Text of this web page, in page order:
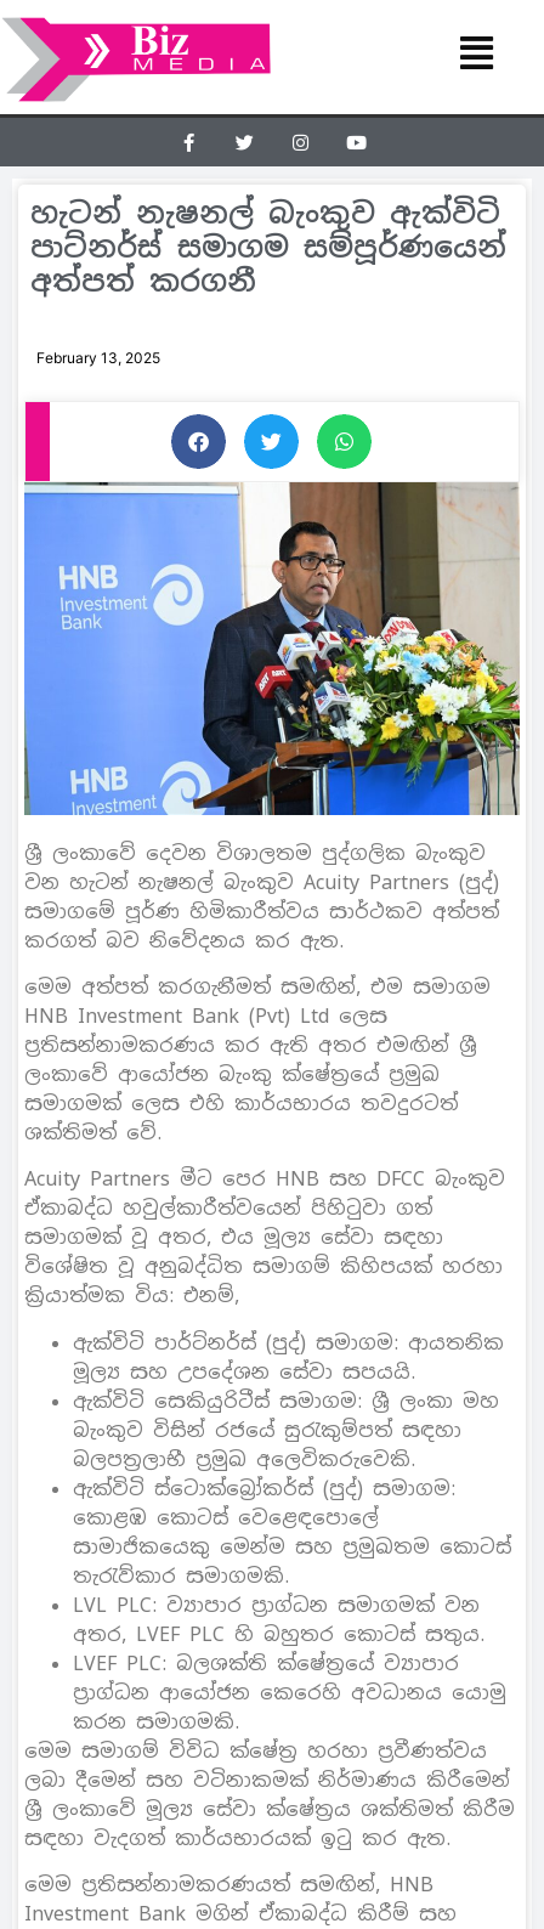
හැටන් නැෂනල් බැංකුව ඇක්විටි
පාට්නර්ස් සමාගම සම්පූර්ණයෙන්
අත්පත් කරගනී
February 13, 2025
ශ්‍රී ලංකාවේ දෙවන විශාලතම පුද්ගලික බැංකුව
වන හැටන් නැෂනල් බැංකුව Acuity Partners (පුද්)
සමාගමේ පූර්ණ හිමිකාරීත්වය සාර්ථකව අත්පත්
කරගත් බව නිවේදනය කර ඇත.
මෙම අත්පත් කරගැනීමත් සමඟින්, එම සමාගම
HNB Investment Bank (Pvt) Ltd ලෙස
ප්‍රතිසන්නාමකරණය කර ඇති අතර එමඟින් ශ්‍රී
ලංකාවේ ආයෝජන බැංකු ක්ෂේත්‍රයේ ප්‍රමුඛ
සමාගමක් ලෙස එහි කාර්යභාරය තවදුරටත්
ශක්තිමත් වේ.
Acuity Partners මීට පෙර HNB සහ DFCC බැංකුව
ඒකාබද්ධ හවුල්කාරීත්වයෙන් පිහිටුවා ගත්
සමාගමක් වූ අතර, එය මූල්‍ය සේවා සඳහා
විශේෂිත වූ අනුබද්ධිත සමාගම් කිහිපයක් හරහා
ක්‍රියාත්මක විය: එනම්,
ඇක්විටි පාර්ට්නර්ස් (පුද්) සමාගම: ආයතනික
මූල්‍ය සහ උපදේශන සේවා සපයයි.
ඇක්විටි සෙකියුරිටීස් සමාගම: ශ්‍රී ලංකා මහ
බැංකුව විසින් රජයේ සුරැකුම්පත් සඳහා
බලපත්‍රලාභී ප්‍රමුඛ අලෙවිකරුවෙකි.
ඇක්විටි ස්ටොක්බ්‍රෝකර්ස් (පුද්) සමාගම:
කොළඹ කොටස් වෙළෙඳපොලේ
සාමාජිකයෙකු මෙන්ම සහ ප්‍රමුඛතම කොටස්
තැරැව්කාර සමාගමකි.
LVL PLC: ව්‍යාපාර ප්‍රාග්ධන සමාගමක් වන
අතර, LVEF PLC හි බහුතර කොටස් සතුය.
LVEF PLC: බලශක්ති ක්ෂේත්‍රයේ ව්‍යාපාර
ප්‍රාග්ධන ආයෝජන කෙරෙහි අවධානය යොමු
කරන සමාගමකි.
මෙම සමාගම් විවිධ ක්ෂේත්‍ර හරහා ප්‍රවීණත්වය
ලබා දීමෙන් සහ වටිනාකමක් නිර්මාණය කිරීමෙන්
ශ්‍රී ලංකාවේ මූල්‍ය සේවා ක්ෂේත්‍රය ශක්තිමත් කිරීම
සඳහා වැදගත් කාර්යභාරයක් ඉටු කර ඇත.
මෙම ප්‍රතිසන්නාමකරණයත් සමඟින්, HNB
Investment Bank මගින් ඒකාබද්ධ කිරීම් සහ